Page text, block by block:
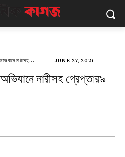
নারীসহ... JUNE 27, 2026
নারীসহ গ্রেপ্তার৯